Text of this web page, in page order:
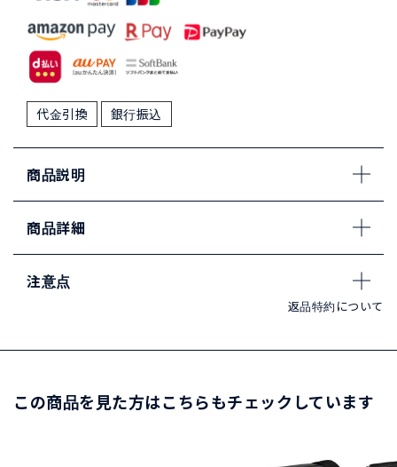
代金引換 銀行振込
商品説明
商品詳細
注意点
返品特約について
この商品を見た方はこちらもチェックしています